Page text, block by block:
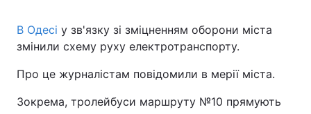
В Одесі у зв'язку зі зміцненням оборони міста
змінили схему руху електротранспорту.
Про це журналістам повідомили в мерії міста.
Зокрема, тролейбуси маршруту №10 прямують